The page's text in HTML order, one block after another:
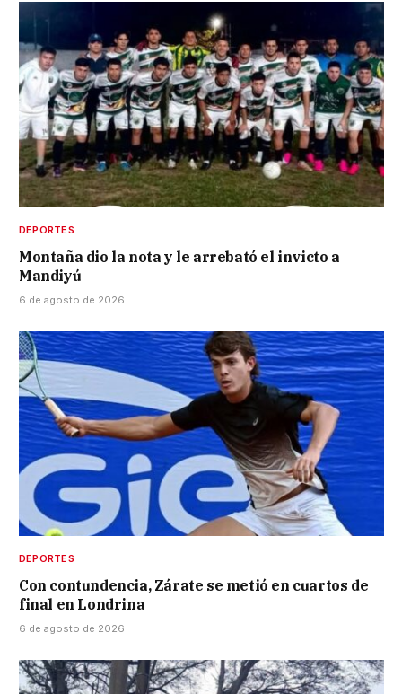
DEPORTES
Montaña dio la nota y le arrebató el invicto a
Mandiyú
6 de agosto de 2026
DEPORTES
Con contundencia, Zárate se metió en cuartos de
final en Londrina
6 de agosto de 2026